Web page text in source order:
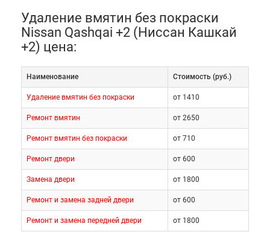
Удаление вмятин без покраски
Nissan Qashqai +2 (Ниссан Кашкай
+2) цена:
Наименование Cтоимость (руб.)
Удаление вмятин без покраски от 1410
Ремонт вмятин от 2650
Ремонт вмятин без покраски от 710
Ремонт двери от 600
Замена двери от 1800
Ремонт и замена задней двери от 600
Ремонт и замена передней двери от 1800